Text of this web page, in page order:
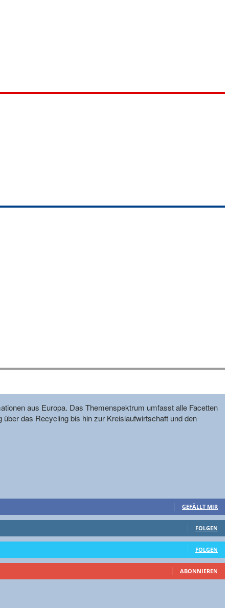
aus Europa. Das Themenspektrum umfasst alle Facetten
das Recycling bis hin zur Kreislaufwirtschaft und den
GEFÄLLT MIR
FOLGEN
FOLGEN
ABONNIEREN